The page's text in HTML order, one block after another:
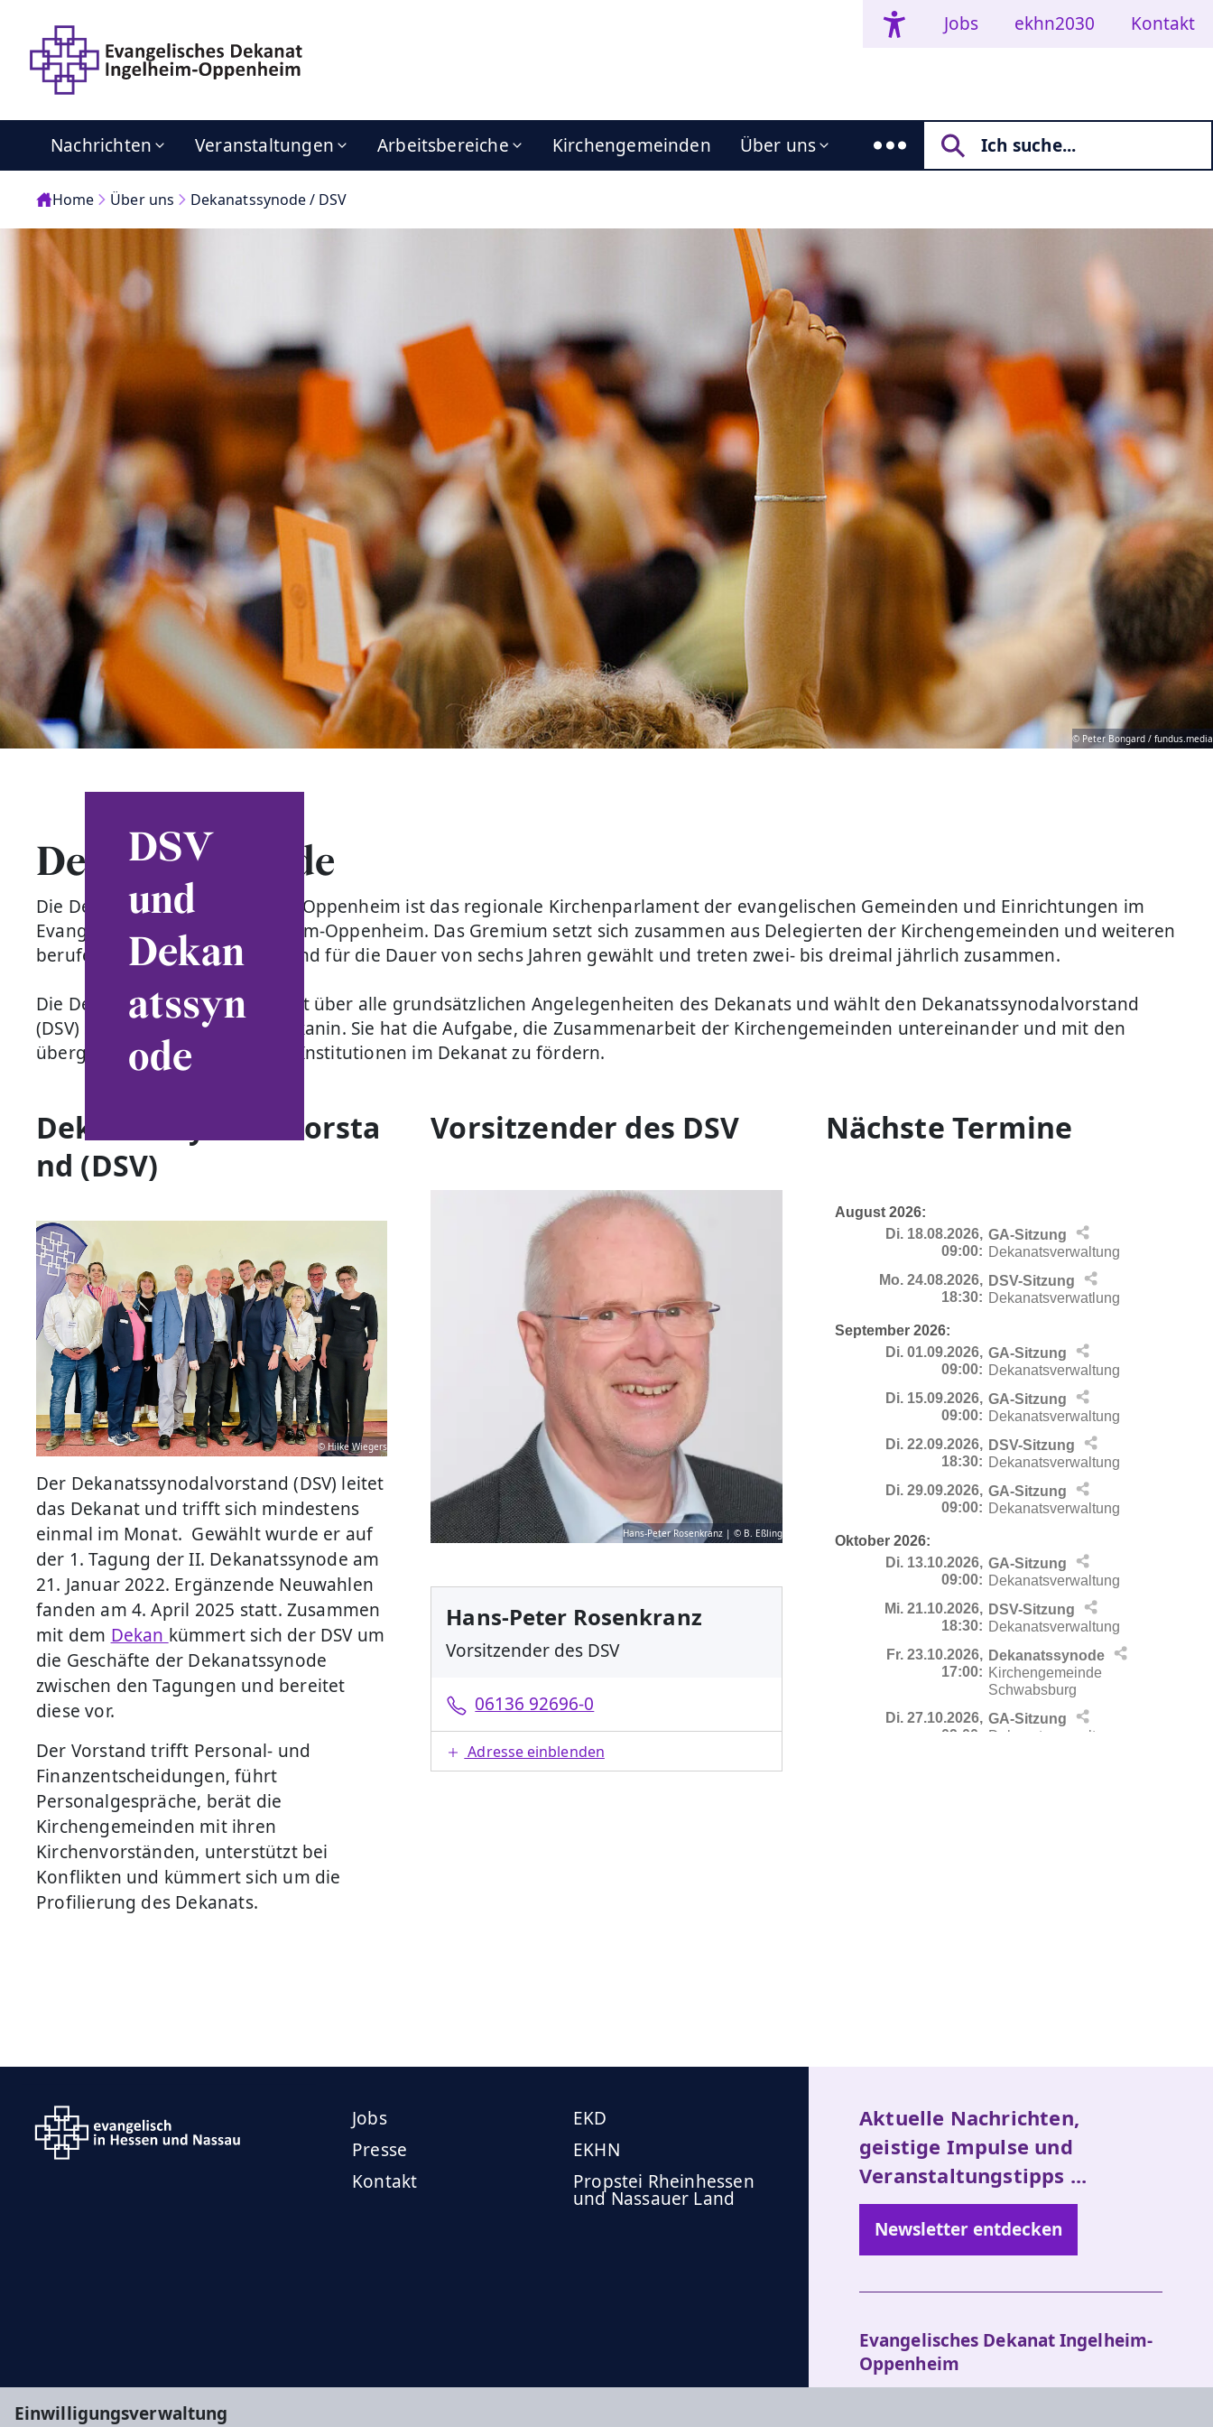
Einwilligungsverwaltung
Jobs ekhn2030 Kontakt
Nachrichten Veranstaltungen Arbeitsbereiche Kirchengemeinden Über uns
Home Über uns Dekanatssynode / DSV
© Peter Bongard / fundus.media
DSV
und
Dekan
atssyn
ode
Dekanatssynode
Die Dekanatssynode Ingelheim-Oppenheim ist das regionale Kirchenparlament der evangelischen Gemeinden und Einrichtungen im
Evangelischen Dekanat Ingelheim-Oppenheim. Das Gremium setzt sich zusammen aus Delegierten der Kirchengemeinden und weiteren
berufenen Mitgliedern. Diese sind für die Dauer von sechs Jahren gewählt und treten zwei- bis dreimal jährlich zusammen.
Die Dekanatssynode entscheidet über alle grundsätzlichen Angelegenheiten des Dekanats und wählt den Dekanatssynodalvorstand
(DSV) sowie den Dekan / die Dekanin. Sie hat die Aufgabe, die Zusammenarbeit der Kirchengemeinden untereinander und mit den
übergemeindlichen kirchlichen Institutionen im Dekanat zu fördern.
Dekanatssynodalvorsta
nd (DSV)
© Hilke Wiegers
Der Dekanatssynodalvorstand (DSV) leitet
das Dekanat und trifft sich mindestens
einmal im Monat. Gewählt wurde er auf
der 1. Tagung der II. Dekanatssynode am
21. Januar 2022. Ergänzende Neuwahlen
fanden am 4. April 2025 statt. Zusammen
mit dem Dekan kümmert sich der DSV um
die Geschäfte der Dekanatssynode
zwischen den Tagungen und bereitet
diese vor.
Der Vorstand trifft Personal- und
Finanzentscheidungen, führt
Personalgespräche, berät die
Kirchengemeinden mit ihren
Kirchenvorständen, unterstützt bei
Konflikten und kümmert sich um die
Profilierung des Dekanats.
Vorsitzender des DSV
Hans-Peter Rosenkranz | © B. Eßling
Hans-Peter Rosenkranz
Vorsitzender des DSV
06136 92696-0
Adresse einblenden
Nächste Termine
Jobs
Presse
Kontakt
EKD
EKHN
Propstei Rheinhessen
und Nassauer Land
Aktuelle Nachrichten,
geistige Impulse und
Veranstaltungstipps ...
Newsletter entdecken
Evangelisches Dekanat Ingelheim-
Oppenheim
Am Hahnenbusch 14b